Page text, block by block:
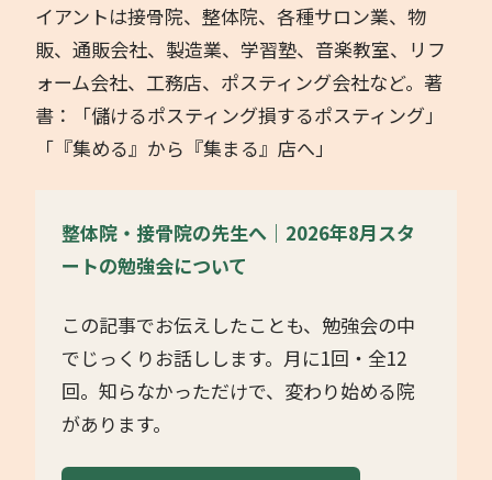
イアントは接骨院、整体院、各種サロン業、物
販、通販会社、製造業、学習塾、音楽教室、リフ
ォーム会社、工務店、ポスティング会社など。著
書：「儲けるポスティング損するポスティング」
「『集める』から『集まる』店へ」
整体院・接骨院の先生へ｜2026年8月スタ
ートの勉強会について
この記事でお伝えしたことも、勉強会の中
でじっくりお話しします。月に1回・全12
回。知らなかっただけで、変わり始める院
があります。